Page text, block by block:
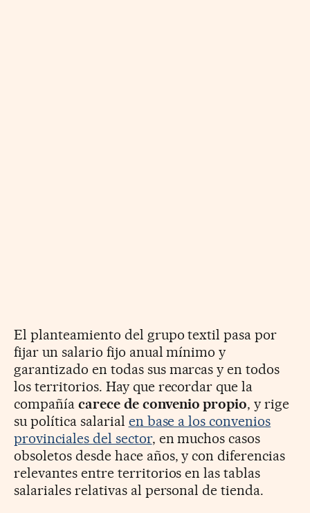
El planteamiento del grupo textil pasa por
fijar un salario fijo anual mínimo y
garantizado en todas sus marcas y en todos
los territorios. Hay que recordar que la
compañíacarece de convenio propio, y rige
su política salarial en base a los convenios
provinciales del sector, en muchos casos
obsoletos desde hace años, y con diferencias
relevantes entre territorios en las tablas
salariales relativas al personal de tienda.